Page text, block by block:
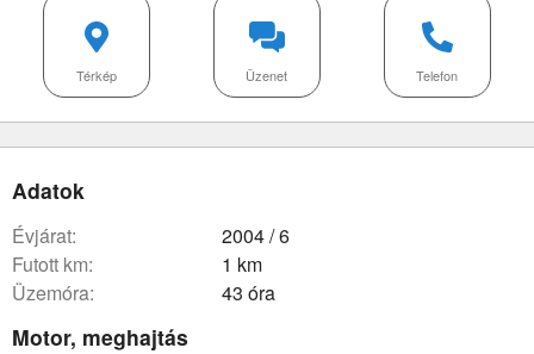
Telefon
Üzenet
Térkép
Adatok
évjárat:
2004 / 6
futott km:
1 km
üzemóra:
43 óra
Motor, meghajtás